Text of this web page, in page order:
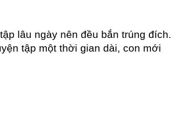
lâu ngày nên đều bắn trúng đích.
tập một thời gian dài, con mới